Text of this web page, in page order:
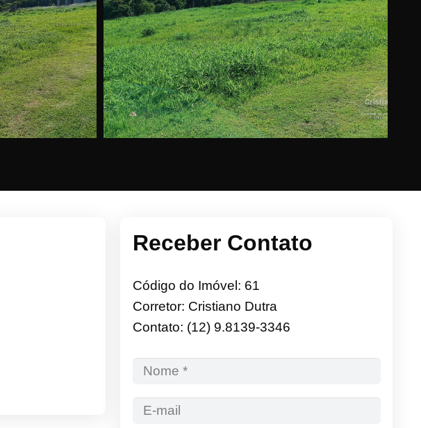
Receber Contato
Código do Imóvel: 61
Corretor: Cristiano Dutra
Contato: (12) 9.8139-3346